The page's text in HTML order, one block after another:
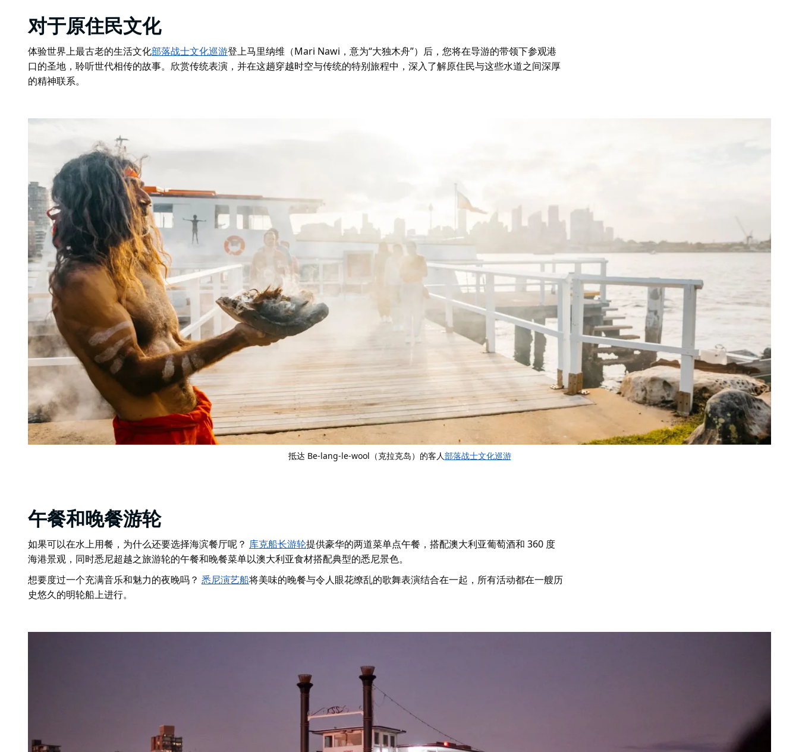
对于原住民文化
体验世界上最古老的生活文化部落战士文化巡游登上马里纳维（Mari Nawi，意为“大独木舟”）后，您将在导游的带领下参观港
口的圣地，聆听世代相传的故事。欣赏传统表演，并在这趟穿越时空与传统的特别旅程中，深入了解原住民与这些水道之间深厚
的精神联系。
抵达 Be-lang-le-wool（克拉克岛）的客人部落战士文化巡游
午餐和晚餐游轮
如果可以在水上用餐，为什么还要选择海滨餐厅呢？ 库克船长游轮提供豪华的两道菜单点午餐，搭配澳大利亚葡萄酒和 360 度
海港景观，同时悉尼超越之旅游轮的午餐和晚餐菜单以澳大利亚食材搭配典型的悉尼景色。
想要度过一个充满音乐和魅力的夜晚吗？ 悉尼演艺船将美味的晚餐与令人眼花缭乱的歌舞表演结合在一起，所有活动都在一艘历
史悠久的明轮船上进行。